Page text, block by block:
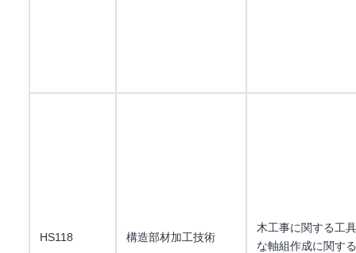
HS118 構造部材加工技術
木工事に関する工
な軸組作成に関す